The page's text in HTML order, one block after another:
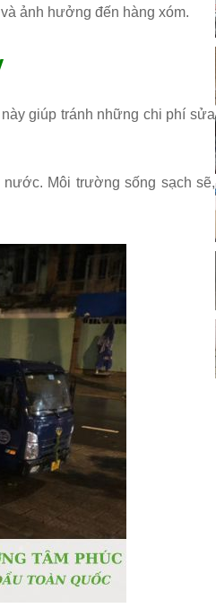
ảnh hưởng đến hàng xóm.
giúp tránh những chi phí sửa
Môi trường sống sạch sẽ,